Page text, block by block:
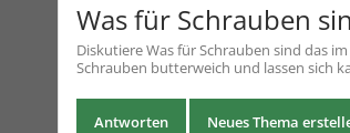
Was für Schrauben
DiskutiereWas für Schrauben sind das im
Schrauben butterweich und lassen sich
Antworten Neues Thema